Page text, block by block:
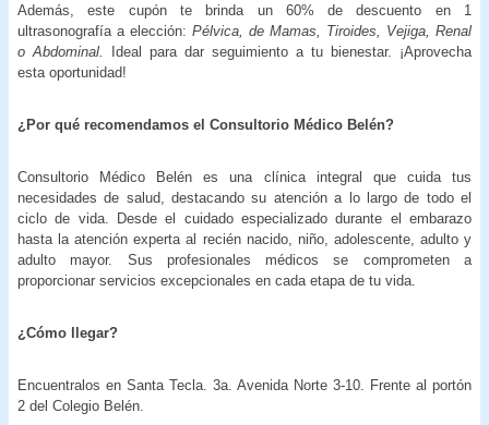
Además, este cupón te brinda un 60% de descuento en 1
ultrasonografía a elección: Pélvica, de Mamas, Tiroides, Vejiga, Renal
o Abdominal.
Ideal para dar seguimiento a tu bienestar. ¡Aprovecha
esta oportunidad!
¿Por qué recomendamos el Consultorio Médico Belén?
Consultorio Médico Belén es una clínica integral que cuida tus
necesidades de salud, destacando su atención a lo largo de todo el
ciclo de vida. Desde el cuidado especializado durante el embarazo
hasta la atención experta al recién nacido, niño, adolescente, adulto y
adulto mayor. Sus profesionales médicos se comprometen a
proporcionar servicios excepcionales en cada etapa de tu vida.
¿Cómo llegar?
Encuentralos en Santa Tecla. 3a. Avenida Norte 3-10. Frente al portón
2 del Colegio Belén.